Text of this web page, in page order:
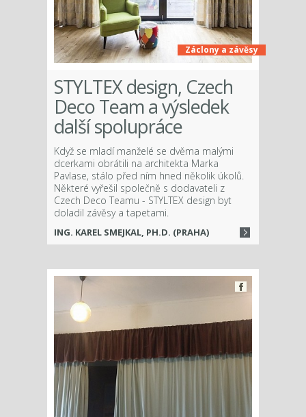
Záclony a závěsy
STYLTEX design, Czech
Deco Team a výsledek
další spolupráce
Když se mladí manželé se dvěma malými
dcerkami obrátili na architekta Marka
Pavlase​, stálo před ním hned několik úkolů.
Některé vyřešil společně s dodavateli z
Czech Deco Teamu - STYLTEX design byt
doladil závěsy a tapetami.
ING. KAREL SMEJKAL, PH.D. (PRAHA)